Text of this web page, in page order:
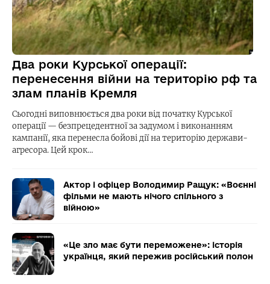
Два роки Курської операції:
перенесення війни на територію рф та
злам планів Кремля
Сьогодні виповнюється два роки від початку Курської
операції — безпрецедентної за задумом і виконанням
кампанії, яка перенесла бойові дії на територію держави-
агресора. Цей крок…
Актор і офіцер Володимир Ращук: «Воєнні
фільми не мають нічого спільного з
війною»
«Це зло має бути переможене»: історія
українця, який пережив російський полон